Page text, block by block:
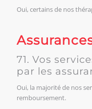
Oui, certains de nos
71. Vos
par les
Oui, la majorité de nos
remboursement.